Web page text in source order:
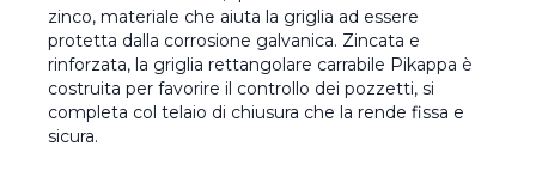
zinco, materiale che aiuta la griglia ad essere
protetta dalla corrosione galvanica. Zincata e
rinforzata, la griglia rettangolare carrabile Pikappa è
costruita per favorire il controllo dei pozzetti, si
completa col telaio di chiusura che la rende fissa e
sicura.